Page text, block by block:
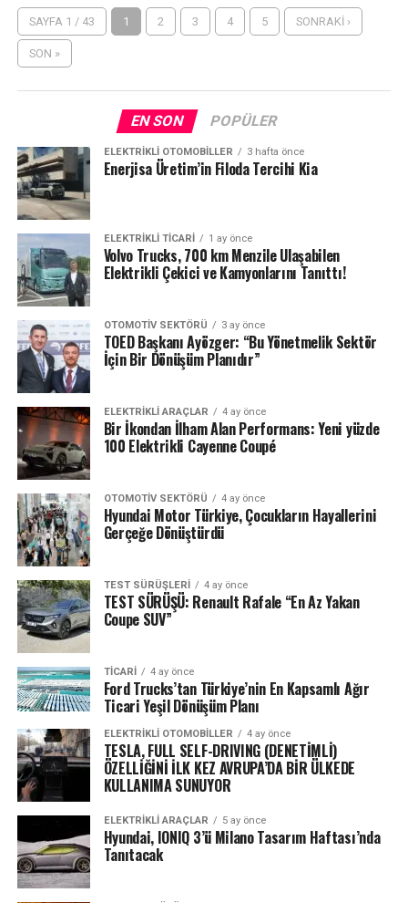
SAYFA 1 / 43 1 2 3 4 5 SONRAKI ›
SON »
EN SON POPÜLER
ELEKTRIKLI OTOMOBILLER 3 hafta önce
Enerjisa Üretim’in Filoda Tercihi Kia
ELEKTRIKLI TICARI 1 ay önce
Volvo Trucks, 700 km Menzile Ulaşabilen
Elektrikli Çekici ve Kamyonlarını Tanıttı!
OTOMOTIV SEKTÖRÜ 3 ay önce
TOED Başkanı Ayözger: “Bu Yönetmelik Sektör
İçin Bir Dönüşüm Planıdır”
ELEKTRIKLI ARAÇLAR 4 ay önce
Bir İkondan İlham Alan Performans: Yeni yüzde
100 Elektrikli Cayenne Coupé
OTOMOTIV SEKTÖRÜ 4 ay önce
Hyundai Motor Türkiye, Çocukların Hayallerini
Gerçeğe Dönüştürdü
TEST SÜRÜŞLERI 4 ay önce
TEST SÜRÜŞÜ: Renault Rafale “En Az Yakan
Coupe SUV”
TICARI 4 ay önce
Ford Trucks’tan Türkiye’nin En Kapsamlı Ağır
Ticari Yeşil Dönüşüm Planı
ELEKTRIKLI OTOMOBILLER 4 ay önce
TESLA, FULL SELF-DRIVING (DENETİMLİ)
ÖZELLİĞİNİ İLK KEZ AVRUPA’DA BİR ÜLKEDE
KULLANIMA SUNUYOR
ELEKTRIKLI ARAÇLAR 5 ay önce
Hyundai, IONIQ 3’ü Milano Tasarım Haftası’nda
Tanıtacak